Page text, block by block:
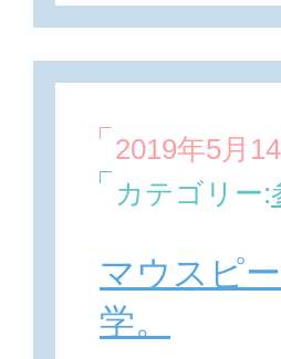
2019年5月
カテゴリー:
マウスピ
学。